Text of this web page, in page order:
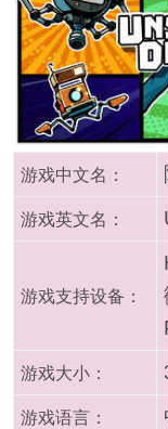
游戏中文名：
游戏英文名：
游戏支持设备：
游戏大小：
游戏语言：